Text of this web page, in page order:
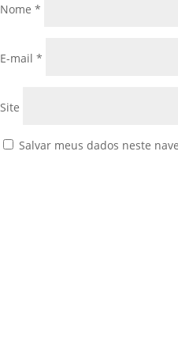
Nome*
E-mail*
Site
Salvar meus dados neste